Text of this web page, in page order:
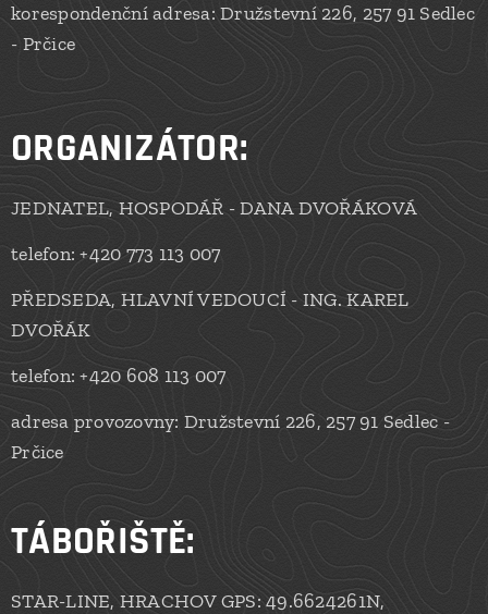
korespondenční adresa: Družstevní 226, 257 91 Sedlec
- Prčice
ORGANIZÁTOR:
JEDNATEL, HOSPODÁŘ - DANA DVOŘÁKOVÁ
telefon: +420 773 113 007
PŘEDSEDA, HLAVNÍ VEDOUCÍ - ING. KAREL
DVOŘÁK
telefon: +420 608 113 007
adresa provozovny: Družstevní 226, 257 91 Sedlec -
Prčice
TÁBOŘIŠTĚ:
STAR-LINE, HRACHOV GPS: 49.6624261N,